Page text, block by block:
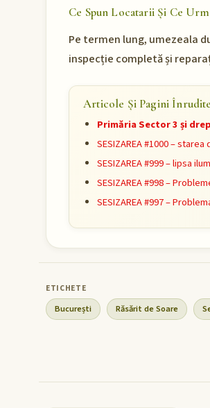
Ce Spun Locatarii Și Ce
Pe termen lung, umezeala
inspecție completă și
Articole Și Pagini Înrudite
Primăria Sector 3 și
SESIZAREA #1000 –
SESIZAREA #999 – lipsa
SESIZAREA #998 –
SESIZAREA #997 –
București Răsărit de Soare